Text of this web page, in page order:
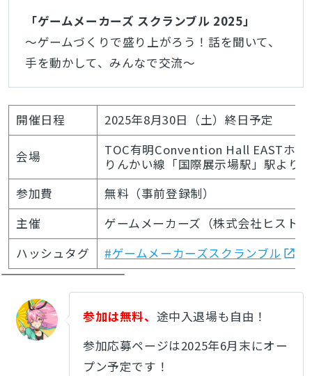
「ゲームメーカーズ スクランブル 2025」
～ゲームづくりで盛り上がろう！話を聞いて、
手を動かして、みんなで交流～
開催日程 2025年8月30日（土）終日予定
会場
TOC有明Convention Hall EASTホー
りんかい線「国際展示場駅」駅より
参加費
無料（事前登録制）
主催
ゲームメーカーズ（株式会社ヒスト
ハッシュタグ
#ゲームメーカーズスクランブル
参加は無料、 途中入退場も自由！
参加応募ページは2025年6月末にオー
プン予定です！